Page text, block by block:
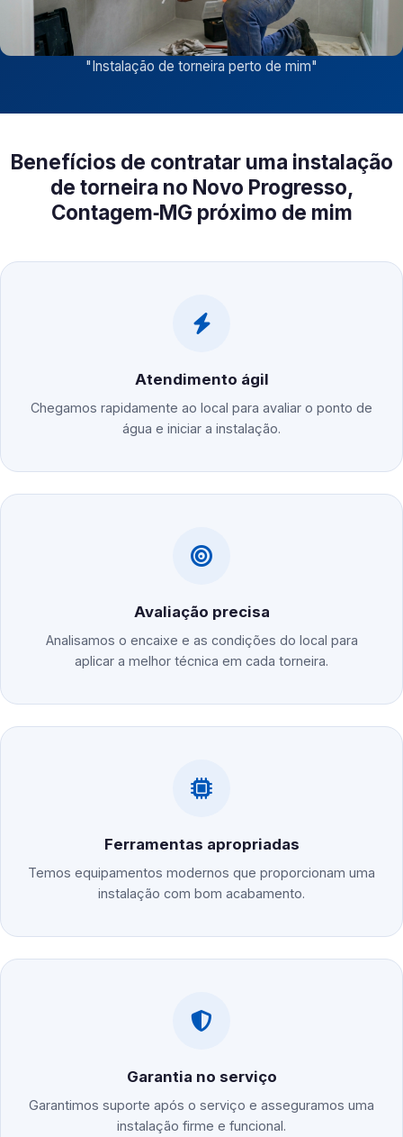
"Instalação de torneira perto de mim"
Benefícios de contratar uma instalação
de torneira no Novo Progresso,
Contagem‑MG próximo de mim
Atendimento ágil
Chegamos rapidamente ao local para avaliar o ponto de
água e iniciar a instalação.
Avaliação precisa
Analisamos o encaixe e as condições do local para
aplicar a melhor técnica em cada torneira.
Ferramentas apropriadas
Temos equipamentos modernos que proporcionam uma
instalação com bom acabamento.
Garantia no serviço
Garantimos suporte após o serviço e asseguramos uma
instalação firme e funcional.